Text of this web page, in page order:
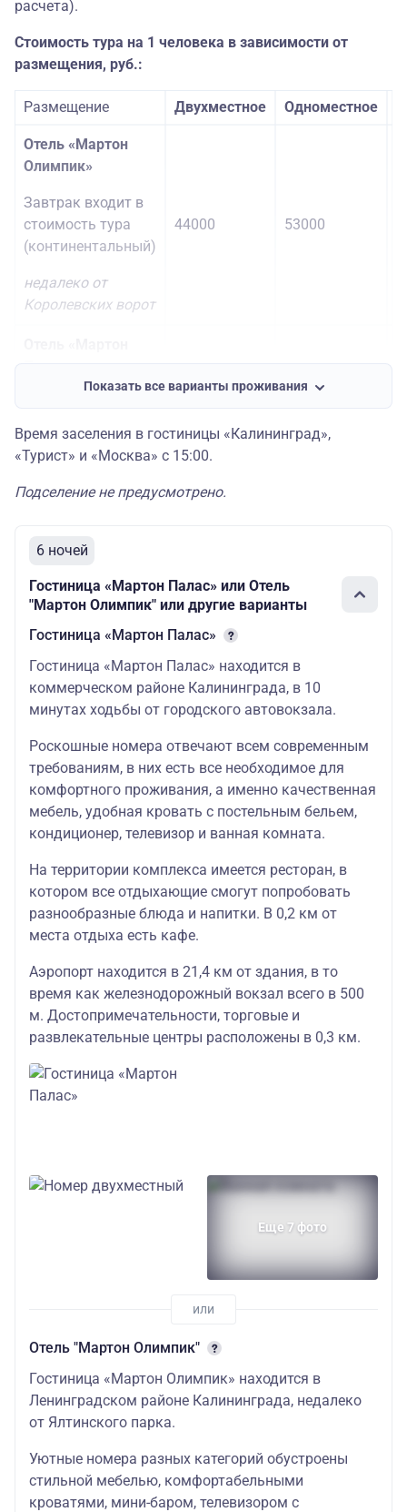
расчета).
Стоимость тура на 1 человека в зависимости от
размещения, руб.:
Размещение Двухместное Одноместное
Отель «Мартон
Олимпик»
Завтрак входит в
стоимость тура
(континентальный)
недалеко от
Королевских ворот
44000 53000
(шведский стол)
в пешей
доступности от
50000 65000
«Вилла Надежда»
Организация
доставки питания
(завтрак)
в 3 км от центра
Гостиница
«Турист»
(шведский стол)
на берегу пруда
районе
53000 66000
Гостиница
«Калининград»
Завтрак за доп.
плату (шведский
центр города
стандарт
центр города
79000 83500
Показать все варианты проживания
Время заселения в гостиницы «Калининград»,
«Турист» и «Москва» с 15:00.
Подселение не предусмотрено.
6 ночей
Гостиница «Мартон Палас» или Отель
"Мартон Олимпик" или другие варианты
Гостиница «Мартон Палас»
Гостиница «Мартон Палас» находится в
коммерческом районе Калининграда, в 10
минутах ходьбы от городского автовокзала.
Роскошные номера отвечают всем современным
требованиям, в них есть все необходимое для
комфортного проживания, а именно качественная
мебель, удобная кровать с постельным бельем,
кондиционер, телевизор и ванная комната.
На территории комплекса имеется ресторан, в
котором все отдыхающие смогут попробовать
разнообразные блюда и напитки. В 0,2 км от
места отдыха есть кафе.
Аэропорт находится в 21,4 км от здания, в то
время как железнодорожный вокзал всего в 500
м. Достопримечательности, торговые и
развлекательные центры расположены в 0,3 км.
Еще 7 фото
Отель "Мартон Олимпик"
Гостиница «Мартон Олимпик» находится в
Ленинградском районе Калининграда, недалеко
от Ялтинского парка.
Уютные номера разных категорий обустроены
стильной мебелью, комфортабельными
кроватями, мини-баром, телевизором с